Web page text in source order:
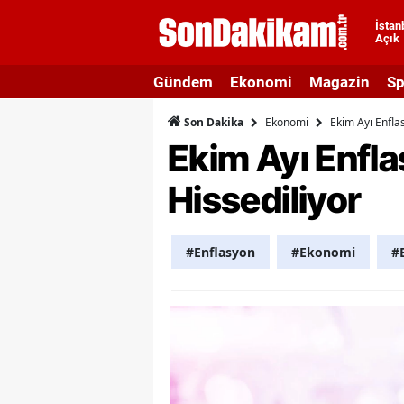
Açık
Gündem Ekonomi Magazin
Son Dakika Ekonomi Ekim Ayı
Ekim Ayı
Hissediliyor
#Enflasyon #Ekonomi